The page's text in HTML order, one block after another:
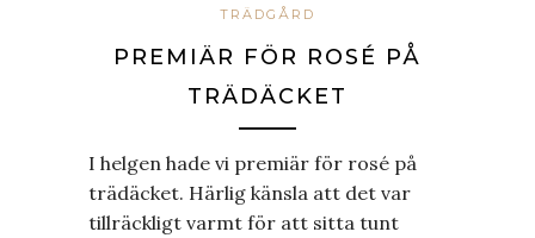
TRÄDGÅRD
PREMIÄR FÖR ROSÉ PÅ
TRÄDÄCKET
I helgen hade vi premiär för rosé på
trädäcket. Härlig känsla att det var
tillräckligt varmt för att sitta tunt